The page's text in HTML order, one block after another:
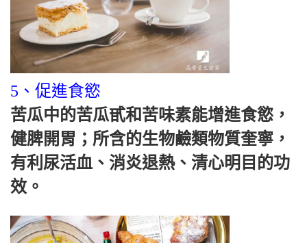
5、促進食慾
苦瓜中的苦瓜甙和苦味素能增進食慾，
健脾開胃；所含的生物鹼類物質奎寧，
有利尿活血、消炎退熱、清心明目的功
效。